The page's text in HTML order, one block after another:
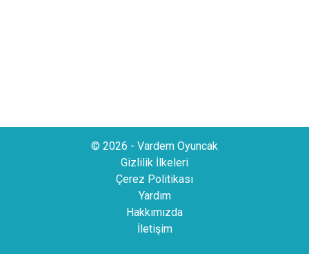
© 2026 - Vardem Oyuncak
Gizlilik İlkeleri
Çerez Politikası
Yardım
Hakkımızda
İletişim